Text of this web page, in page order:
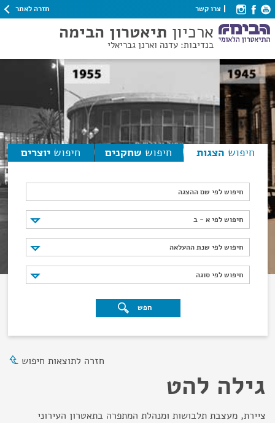
צרו קשר חזרה לאתר
ארכיון תיאטרון הבימה
בנדיבות: עדנה וארנן גבריאלי
חיפוש הצגות חיפוש שחקנים חיפוש יוצרים
חיפוש לפי שם ההצגה
חיפוש לפי א - ב
חיפוש לפי א - ב
חיפוש לפי שנת ההעלאה
חיפוש לפי שנת ההעלאה
חיפוש לפי סוגה
חיפוש לפי סוגה
חפש
חזרה לתוצאות חיפוש
גילה להט
ציירת, מעצבת תלבושות ומנהלת המתפרה בתאטרון העירוני